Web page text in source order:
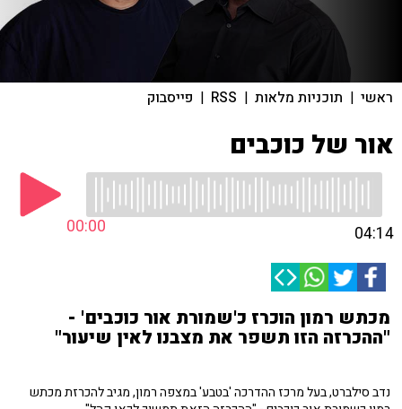
ראשי | תוכניות מלאות |
RSS
| פייסבוק
אור של כוכבים
00:00 04:14
מכתש רמון הוכרז כ'שמורת אור כוכבים' -
"ההכרזה הזו תשפר את מצבנו לאין שיעור"
נדב סילברט, בעל מרכז ההדרכה 'בטבע' במצפה רמון, מגיב להכרזת מכתש